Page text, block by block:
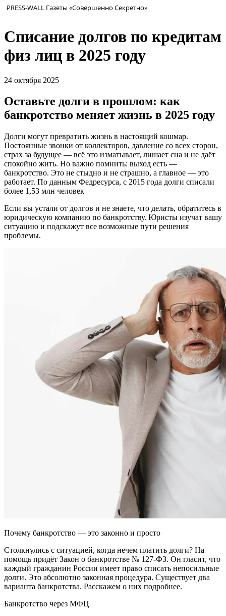
PRESS-WALL Газеты «Совершенно Секретно»
Списание долгов по кредитам
физ лиц в 2025 году
24 октября 2025
Оставьте долги в прошлом: как
банкротство меняет жизнь в 2025 году
Долги могут превратить жизнь в настоящий кошмар.
Постоянные звонки от коллекторов, давление со всех сторон,
страх за будущее — всё это изматывает, лишает сна и не даёт
спокойно жить. Но важно помнить: выход есть —
банкротство. Это не стыдно и не страшно, а главное — это
работает. По данным Федресурса, с 2015 года долги списали
более 1,53 млн человек
Если вы устали от долгов и не знаете, что делать, обратитесь в
юридическую компанию по банкротству. Юристы изучат вашу
ситуацию и подскажут все возможные пути решения
проблемы.
Почему банкротство — это законно и просто
Столкнулись с ситуацией, когда нечем платить долги? На
помощь придёт Закон о банкротстве № 127-ФЗ. Он гласит, что
каждый гражданин России имеет право списать непосильные
долги. Это абсолютно законная процедура. Существует два
варианта банкротства. Расскажем о них подробнее.
Банкротство через МФЦ